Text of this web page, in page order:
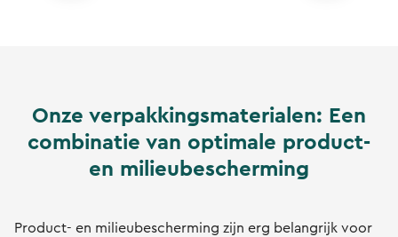
Onze verpakkingsmaterialen: Een
combinatie van optimale product-
en milieubescherming
Product- en milieubescherming zijn erg belangrijk voor